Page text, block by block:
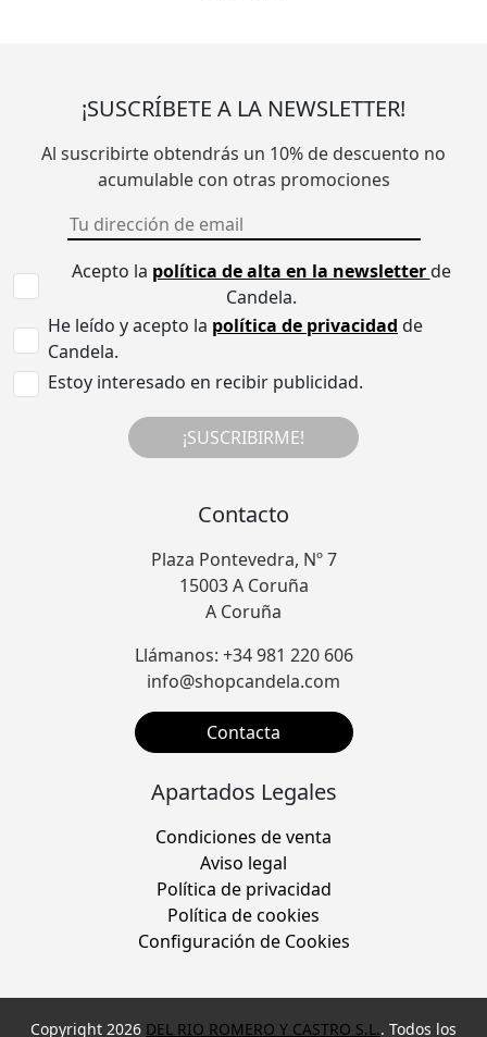
¡SUSCRÍBETE A LA NEWSLETTER!
Al suscribirte obtendrás un 10% de descuento no
acumulable con otras promociones
Acepto la política de alta en la newsletterde
Candela.
He leído y acepto la política de privacidad de
Candela.
Estoy interesado en recibir publicidad.
¡SUSCRIBIRME!
Contacto
Plaza Pontevedra, Nº 7
15003 A Coruña
A Coruña
Llámanos: +34 981 220 606
info@shopcandela.com
Contacta
Apartados Legales
Condiciones de venta
Aviso legal
Política de privacidad
Política de cookies
Configuración de Cookies
Copyright 2026 DEL RIO ROMERO Y CASTRO S.L.. Todos los